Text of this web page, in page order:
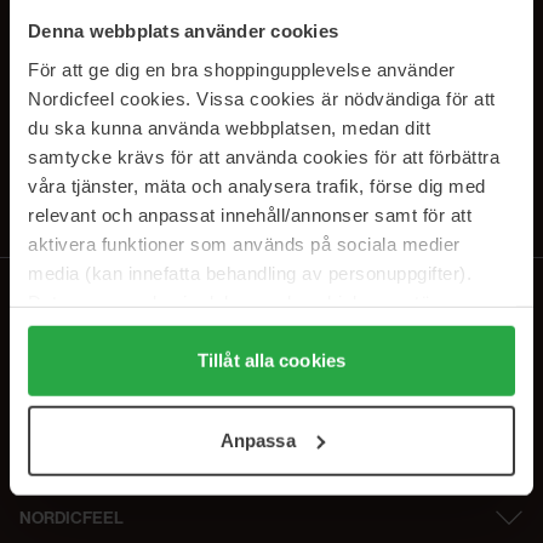
Denna webbplats använder cookies
För att ge dig en bra shoppingupplevelse använder
Nordicfeel cookies. Vissa cookies är nödvändiga för att
du ska kunna använda webbplatsen, medan ditt
samtycke krävs för att använda cookies för att förbättra
våra tjänster, mäta och analysera trafik, förse dig med
relevant och anpassat innehåll/annonser samt för att
aktivera funktioner som används på sociala medier
media (kan innefatta behandling av personuppgifter).
Genom att trycka på "Tillåt alla cookies" accepterar du
alla cookies, medan du under "Detaljer" kan anpassa
användningen av cookies. Du kan när som helst återkalla
samt vår Integritetspolicy.
Tillåt alla cookies
Anpassa
PRENUMERERA PÅ VÅRA
NYHETSBREV
E-postadress
Genom att prenumerera accepterar du vårIntegritetspolicy.
NORDICFEEL